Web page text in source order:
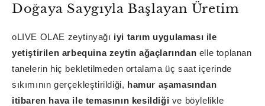
Doğaya Saygıyla Başlayan Üretim
oLIVE OLAE zeytinyağı iyi tarım uygulaması ile
yetiştirilen arbequina zeytin ağaçlarından elle toplanan
tanelerin hiç bekletilmeden ortalama üç saat içerinde
sıkımının gerçekleştirildiği, hamur aşamasından
itibaren hava ile temasının kesildiği ve böylelikle